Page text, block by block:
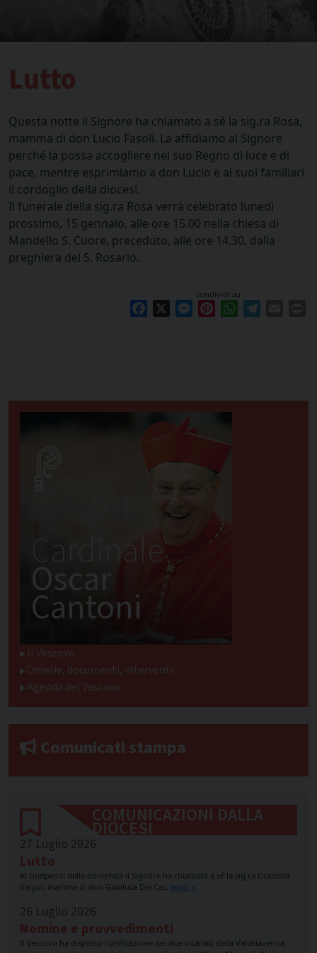
Lutto
Questa notte il Signore ha chiamato a sé la sig.ra Rosa,
mamma di don Lucio Fasoli. La affidiamo al Signore
perché la possa accogliere nel suo Regno di luce e di
pace, mentre esprimiamo a don Lucio e ai suoi familiari
il cordoglio della diocesi.
Il funerale della sig.ra Rosa verrà celebrato lunedì
prossimo, 15 gennaio, alle ore 15.00 nella chiesa di
Mandello S. Cuore, preceduto, alle ore 14.30, dalla
preghiera del S. Rosario.
condividi su
Facebook Messenger
PinterestWhatsApp
Cardinale
Oscar
Cantoni
Il Vescovo
Omelie, documenti, interventi
Agenda del Vescovo
Comunicati stampa
COMUNICAZIONI DALLA
DIOCESI
27 Luglio 2026
Lutto
Al compiersi della domenica il Signore ha chiamato a sé la sig.ra Graziella
Valgoi, mamma di don Gianluca Dei Cas. leggi »
26 Luglio 2026
Nomine e provvedimenti
Il Vescovo ha disposto l’unificazione dei due vicariati della Valchiavenna